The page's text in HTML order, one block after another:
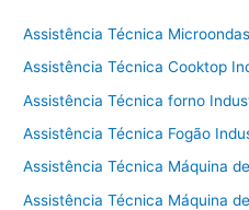
Assistência Técnica
Assistência Técnica Cooktop
Assistência Técnica forno
Assistência Técnica Fogão
Assistência Técnica Máquina
Assistência Técnica Máquina